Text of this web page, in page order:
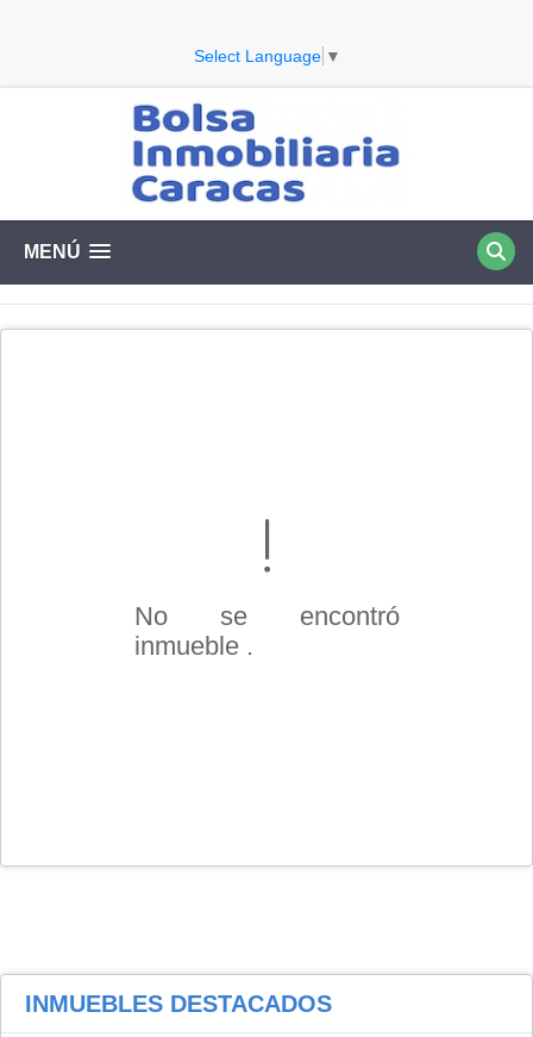
Select Language ▼
MENÚ
No se encontró
inmueble .
INMUEBLES DESTACADOS